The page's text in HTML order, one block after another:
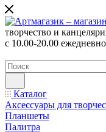
творчество и
с 10.00-20.00 ежедневно
Каталог
Аксессуары для
Планшеты
Палитра